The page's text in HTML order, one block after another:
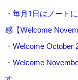
・ 毎月1日はノート
感【Welcome
・ Welcome October
・ Welcome